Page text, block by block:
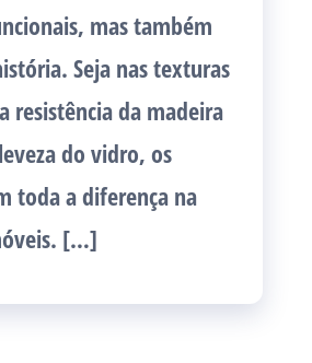
mas também
Seja nas texturas
resistência da madeira
do vidro, os
toda a diferença na
[…]